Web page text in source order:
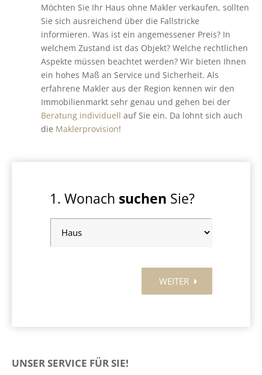
Möchten Sie Ihr Haus ohne Makler verkaufen, sollten
Sie sich ausreichend über die Fallstricke
informieren. Was ist ein angemessener Preis? In
welchem Zustand ist das Objekt? Welche rechtlichen
Aspekte müssen beachtet werden? Wir bieten Ihnen
ein hohes Maß an Service und Sicherheit. Als
erfahrene Makler aus der Region kennen wir den
Immobilienmarkt sehr genau und gehen bei der
Beratung individuell auf Sie ein. Da lohnt sich auch
die Maklerprovision!
UNSER SERVICE FÜR SIE!